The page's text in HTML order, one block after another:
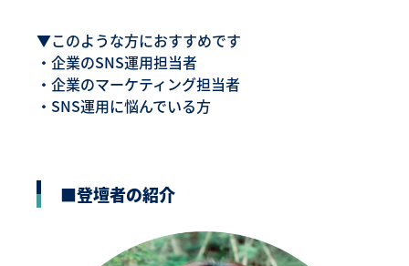
▼このような方におすすめです
・企業のSNS運用担当者
・企業のマーケティング担当者
・SNS運用に悩んでいる方
■登壇者の紹介